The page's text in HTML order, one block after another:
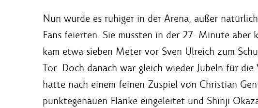
Nun wurde es ruhiger in der Arena, außer
Fans feierten. Sie mussten in der 27. Minute
kam etwa sieben Meter vor Sven Ulreich zum
Tor. Doch danach war gleich wieder Jubeln für
hatte nach einem feinen Zuspiel von Christian
punktegenauen Flanke eingeleitet und Shinji